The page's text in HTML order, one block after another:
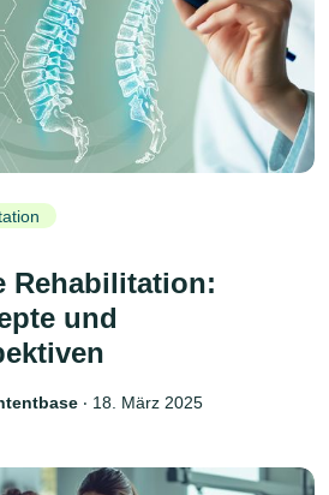
Rehabilitation:
und
‧ 18. März 2025